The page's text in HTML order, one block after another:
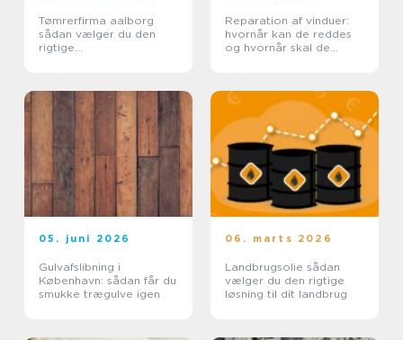
Tømrerfirma aalborg
sådan vælger du den
rigtige
Reparation af vinduer:
hvornår kan de reddes
og hvornår skal de
05. juni 2026
Gulvafslibning i
København: sådan får du
smukke trægulve igen
06. marts 2026
Landbrugsolie sådan
vælger du den rigtige
løsning til dit landbrug